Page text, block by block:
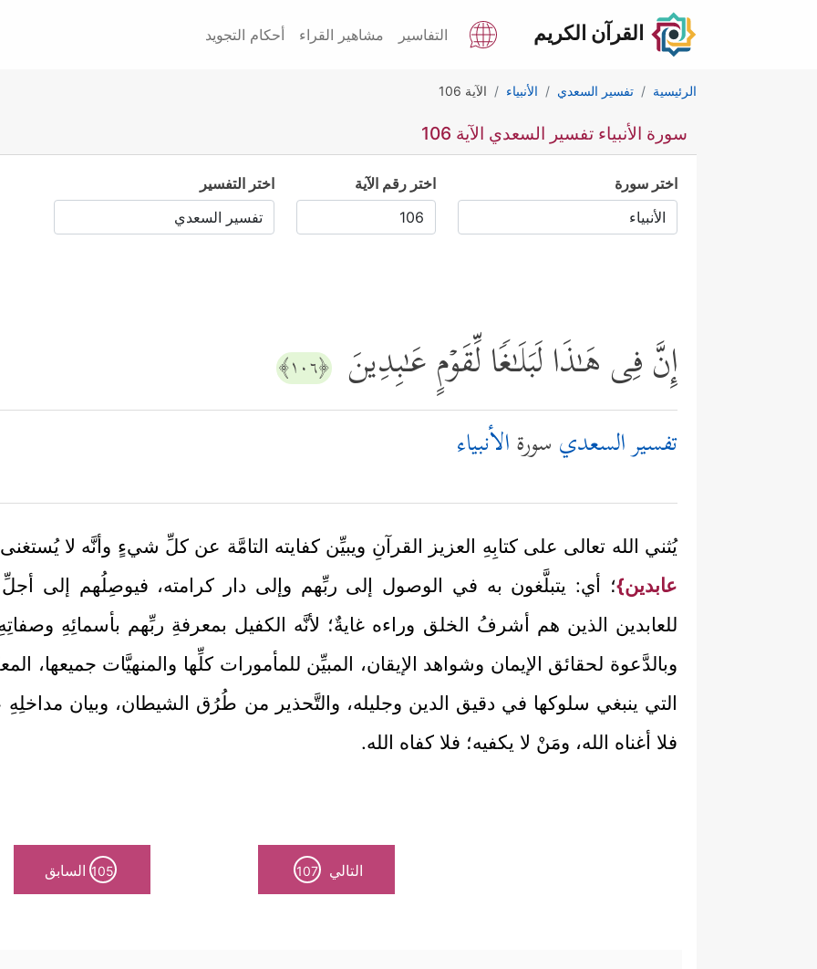
القرآن الكريم التفاسير مشاهير القراء أحكام التجويد
الرئيسية تفسير السعدي الأنبياء الآية 106
سورة الأنبياء تفسير السعدي الآية 106
اختر سورة اختر رقم الآية اختر التفسير
إِنَّ فِی هَـٰذَا لَبَلَـٰغࣰا لِّقَوۡمٍ عَـٰبِدِینَ ﴿١٠٦﴾
تفسير السعدي سورةالأنبياء
يُثني الله تعالى على كتابِهِ العزيز القرآنِ ويبيِّن كفايته التامَّة عن كلِّ شيءٍ وأنَّه لا
عابدين}؛ أي: يتبلَّغون به في الوصول إلى ربِّهم وإلى دار كرامته، فيوصِلُهم إلى
للعابدين الذين هم أشرفُ الخلق وراءه غايةٌ؛ لأنَّه الكفيل بمعرفةِ ربِّهم بأسمائِهِ وصفاتِهِ
وبالدَّعوة لحقائق الإيمان وشواهد الإيقان، المبيِّن للمأمورات كلِّها والمنهيَّات
التي ينبغي سلوكها في دقيق الدين وجليله، والتَّحذير من طُرُق الشيطان، وبيان مداخلِهِ
فلا أغناه الله، ومَنْ لا يكفيه؛ فلا كفاه الله.
التالي 107
105 السابق